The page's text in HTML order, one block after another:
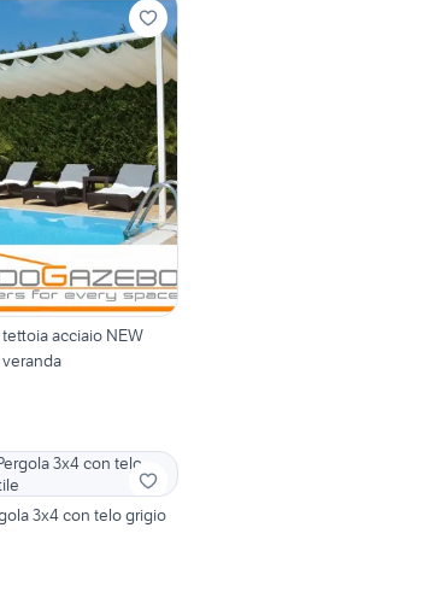
acciaio NEW
3x4 con telo grigio